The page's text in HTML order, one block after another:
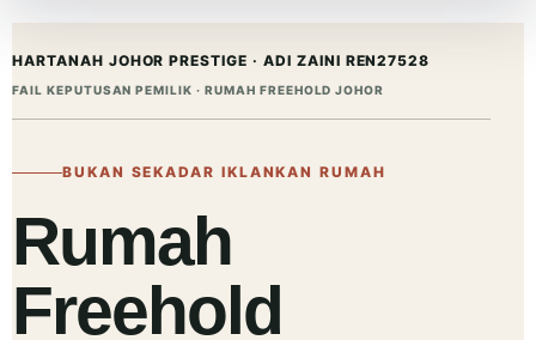
HARTANAH JOHOR PRESTIGE · ADI ZAINI REN27528
FAIL KEPUTUSAN PEMILIK · RUMAH FREEHOLD JOHOR
BUKAN SEKADAR IKLANKAN RUMAH
Rumah
Freehold